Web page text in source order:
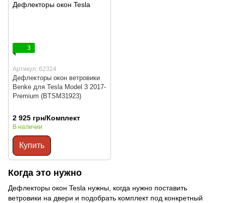
3
Артикул: 62324
Дефлекторы окон ветровики
Benke для Tesla Model 3 2017-
Premium (BTSM31923)
2 925 грн/Комплект
В наличии
Купить
Когда это нужно
Дефлекторы окон Tesla нужны, когда нужно поставить
ветровики на двери и подобрать комплект под конкретный